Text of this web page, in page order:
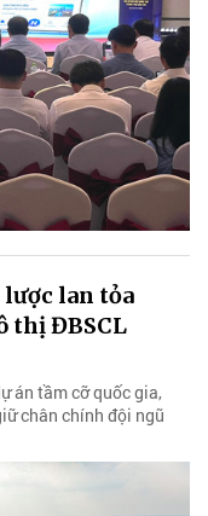
lan tỏa
thị ĐBSCL
án tầm cỡ quốc gia,
chân chính đội ngũ